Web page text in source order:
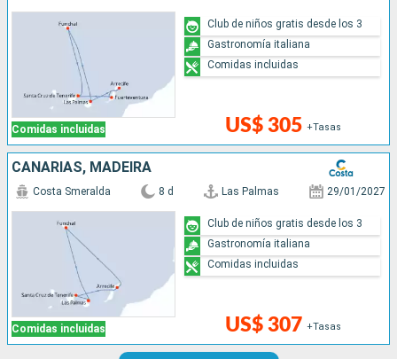
Comidas incluidas US$ 305 +Tasas
Club de niños gratis desde los 3
Gastronomía italiana
Comidas incluidas
CANARIAS, MADEIRA
Comidas incluidas
Costa Smeralda 8 d Las Palmas 29/01/2027
US$ 307 +Tasas
Club de niños gratis desde los 3
Gastronomía italiana
Comidas incluidas